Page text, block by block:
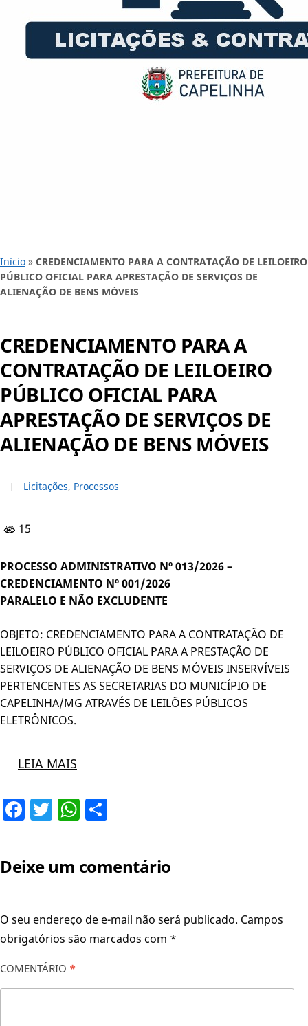
Início » CREDENCIAMENTO PARA A CONTRATAÇÃO DE LEILOEIRO
PÚBLICO OFICIAL PARA APRESTAÇÃO DE SERVIÇOS DE
ALIENAÇÃO DE BENS MÓVEIS
CREDENCIAMENTO PARA A
CONTRATAÇÃO DE LEILOEIRO
PÚBLICO OFICIAL PARA
APRESTAÇÃO DE SERVIÇOS DE
ALIENAÇÃO DE BENS MÓVEIS
Licitações, Processos
15
PROCESSO ADMINISTRATIVO Nº 013/2026 –
CREDENCIAMENTO Nº 001/2026
PARALELO E NÃO EXCLUDENTE
OBJETO: CREDENCIAMENTO PARA A CONTRATAÇÃO DE
LEILOEIRO PÚBLICO OFICIAL PARA A PRESTAÇÃO DE
SERVIÇOS DE ALIENAÇÃO DE BENS MÓVEIS INSERVÍVEIS
PERTENCENTES AS SECRETARIAS DO MUNICÍPIO DE
CAPELINHA/MG ATRAVÉS DE LEILÕES PÚBLICOS
ELETRÔNICOS.
LEIA MAIS
Facebook
TwitterWhatsApp
Deixe um comentário
O seu endereço de e-mail não será publicado. Campos
obrigatórios são marcados com *
COMENTÁRIO *